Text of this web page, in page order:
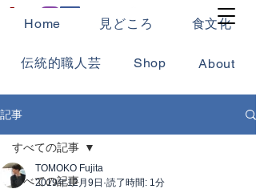
Home 見どころ 食文化
伝統的職人芸 Shop About
記事
すべての記事
すべての記事
TOMOKO Fujita
2019年12月9日 読了時間: 1分